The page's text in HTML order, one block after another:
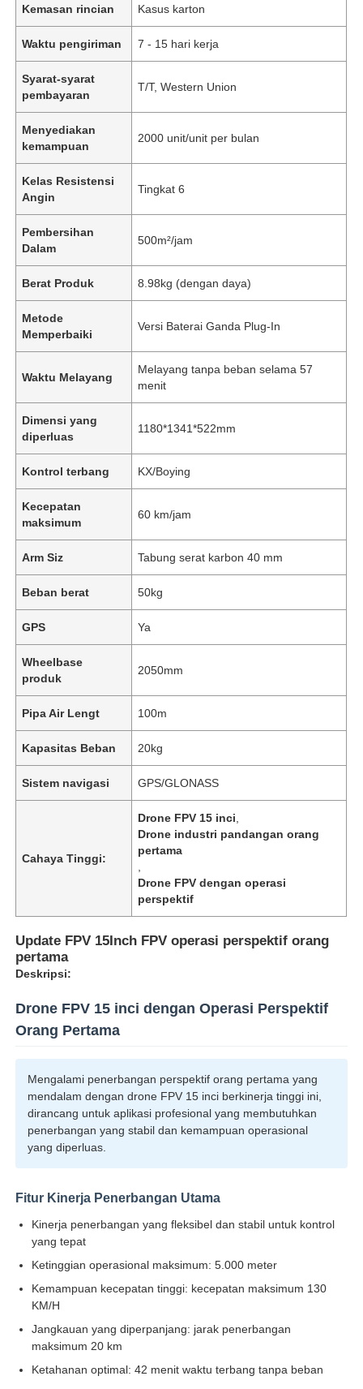
Beranda
Produk
Tur Pabrik
Kontrol kualitas
Berita
Minta Penawaran Harga
drone industri
Kemasan rincian Kasus karton
Waktu pengiriman 7 - 15 hari kerja
Syarat-syarat
pembayaran
T/T, Western Union
Menyediakan
kemampuan
2000 unit/unit per bulan
Kelas Resistensi
Angin
Tingkat 6
Pembersihan
Dalam
500m²/jam
Berat Produk 8.98kg (dengan daya)
Metode
Memperbaiki
Versi Baterai Ganda Plug-In
Waktu Melayang
Melayang tanpa beban selama 57
menit
Dimensi yang
diperluas
1180*1341*522mm
Kontrol terbang KX/Boying
Kecepatan
maksimum
60 km/jam
Arm Siz Tabung serat karbon 40 mm
Beban berat 50kg
GPS Ya
Wheelbase
produk
2050mm
Pipa Air Lengt 100m
Kapasitas Beban 20kg
Sistem navigasi GPS/GLONASS
Cahaya Tinggi:
Drone FPV 15 inci
Drone industri pandangan orang
pertama
Drone FPV dengan operasi
perspektif
Update FPV 15Inch FPV operasi perspektif orang
pertama
Deskripsi:
Drone FPV 15 inci dengan Operasi Perspektif
Orang Pertama
Mengalami penerbangan perspektif orang pertama yang
mendalam dengan drone FPV 15 inci berkinerja tinggi ini,
dirancang untuk aplikasi profesional yang membutuhkan
penerbangan yang stabil dan kemampuan operasional
yang diperluas.
Fitur Kinerja Penerbangan Utama
Kinerja penerbangan yang fleksibel dan stabil untuk kontrol
yang tepat
Ketinggian operasional maksimum: 5.000 meter
Kemampuan kecepatan tinggi: kecepatan maksimum 130
KM/H
Jangkauan yang diperpanjang: jarak penerbangan
maksimum 20 km
Ketahanan optimal: 42 menit waktu terbang tanpa beban